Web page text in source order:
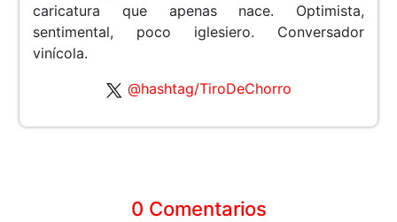
caricatura que apenas nace. Optimista,
sentimental, poco iglesiero. Conversador
vinícola.
@hashtag/TiroDeChorro
0 Comentarios